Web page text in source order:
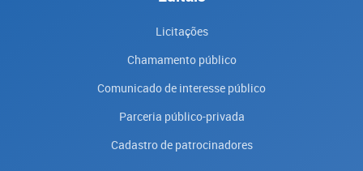
Licitações
Chamamento público
Comunicado de interesse público
Parceria público-privada
Cadastro de patrocinadores